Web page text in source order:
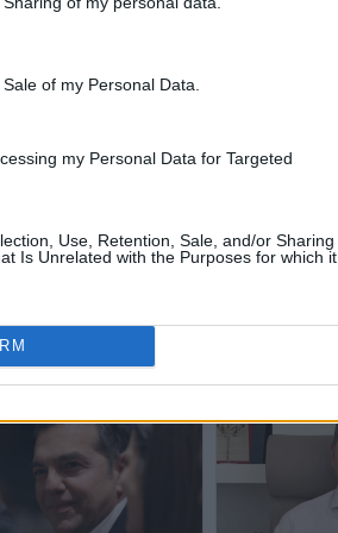
of my Personal Data.
my Personal Data for Targeted
Use, Retention, Sale, and/or Sharing
Is Unrelated with the Purposes for which it